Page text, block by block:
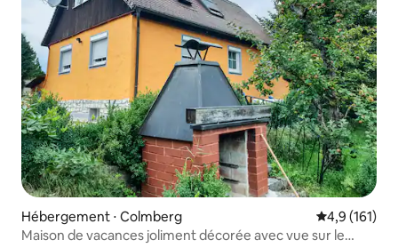
Hébergement ⋅ Colmberg Évaluation
4,9 (161)
Maison de vacances joliment décorée avec vue sur le